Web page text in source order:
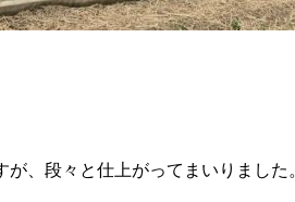
、段々と仕上がってまいりました。